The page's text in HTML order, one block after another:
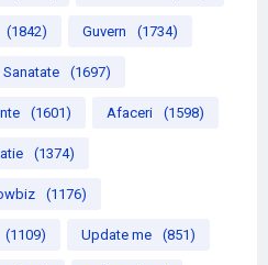
(1842) Guvern (1734)
Sanatate (1697)
(1601) Afaceri (1598)
(1374)
(1176)
(1109) Update me (851)